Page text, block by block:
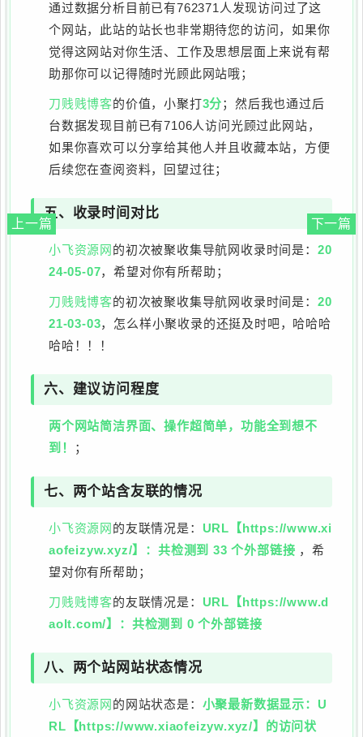
上一篇 下一篇
通过数据分析目前已有762371人发现访问过了这
个网站，此站的站长也非常期待您的访问，如果你
觉得这网站对你生活、工作及思想层面上来说有帮
助那你可以记得随时光顾此网站哦；
刀贱贱博客的价值，小聚打3分；然后我也通过后
台数据发现目前已有7106人访问光顾过此网站，
如果你喜欢可以分享给其他人并且收藏本站，方便
后续您在查阅资料，回望过往；
五、收录时间对比
小飞资源网 的初次被聚收集导航网收录时间是： 20
24-05-07，希望对你有所帮助；
刀贱贱博客的初次被聚收集导航网收录时间是： 20
21-03-03，怎么样小聚收录的还挺及时吧，哈哈哈
哈哈！！！
六、建议访问程度
两个网站简洁界面、操作超简单，功能全到想不
到！
；
七、两个站含友联的情况
小飞资源网 的友联情况是： URL【https://www.xi
aofeizyw.xyz/】：共检测到 33 个外部链接 ，希
望对你有所帮助；
刀贱贱博客的友联情况是： URL【https://www.d
aolt.com/】：共检测到 0 个外部链接
八、两个站网站状态情况
小飞资源网 的网站状态是： 小聚最新数据显示：U
RL【https://www.xiaofeizyw.xyz/】的访问状